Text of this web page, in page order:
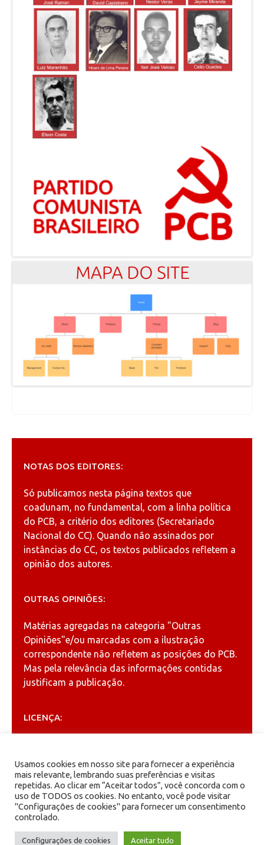
NOTAS DOS EDITORES:
Só publicamos nesta página textos que
coadunam, no fundamental, com a linha política
do PCB, a critério dos editores (Secretariado
Nacional do CC). Quando não assinados por
instâncias do CC, os textos publicados refletem a
opinião dos autores.
OUTRAS OPINIÕES:
Matérias agregadas na categoria "Outras
Opiniões"e/ou marcadas com a ilustração
correspondente não refletem as posições do PCB.
Mas pela relevância das informações contidas
justificam a publicação.
LICENÇA:
Creative Commons
ARQUIVOS
Arquivos
Usamos cookies em nosso site para fornecer a experiência
mais relevante, lembrando suas preferências e visitas
repetidas. Ao clicar em “Aceitar todos”, você concorda com o
uso de TODOS os cookies. No entanto, você pode visitar
"Configurações de cookies" para fornecer um consentimento
controlado.
Configurações de cookies Aceitar tudo